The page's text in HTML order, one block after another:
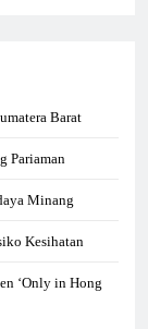
Barat
Pariaman
Minang
Kesihatan
‘Only in Hong